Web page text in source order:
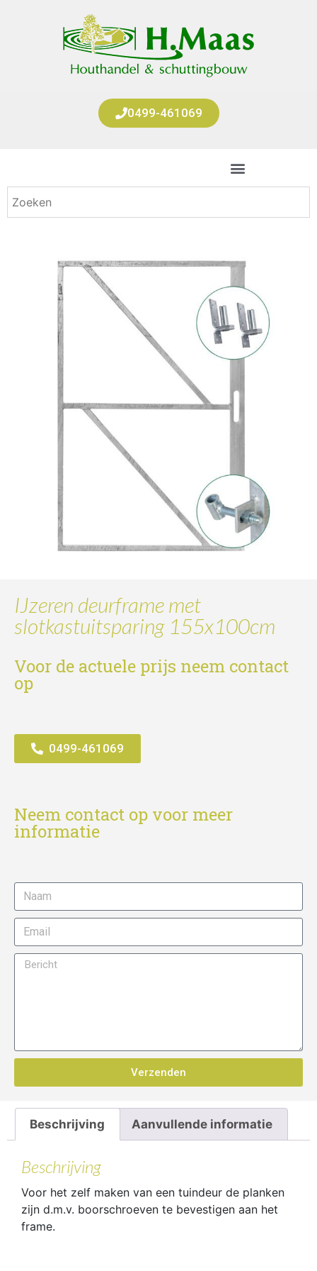
0499-461069
IJzeren deurframe met
slotkastuitsparing 155x100cm
Voor de actuele prijs neem contact
op
0499-461069
Neem contact op voor meer
informatie
Verzenden
Beschrijving Aanvullende informatie
Beschrijving
Voor het zelf maken van een tuindeur de planken
zijn d.m.v. boorschroeven te bevestigen aan het
frame.